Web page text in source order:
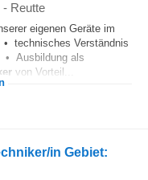
- Reutte
eigenen Geräte im
technisches Verständnis
• Ausbildung als
von Vorteil...
in Gebiet: